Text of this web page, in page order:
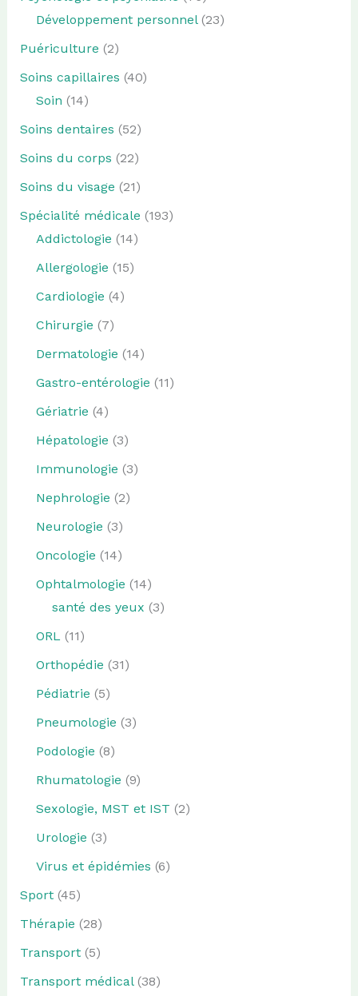
Développement personnel(23)
Puériculture (2)
Soins capillaires (40)
Soin (14)
Soins dentaires (52)
Soins du corps (22)
Soins du visage (21)
Spécialité médicale (193)
Addictologie (14)
Allergologie (15)
Cardiologie (4)
Chirurgie (7)
Dermatologie (14)
Gastro-entérologie (11)
Gériatrie (4)
Hépatologie (3)
Immunologie (3)
Nephrologie (2)
Neurologie (3)
Oncologie (14)
Ophtalmologie (14)
santé des yeux (3)
ORL (11)
Orthopédie (31)
Pédiatrie (5)
Pneumologie (3)
Podologie (8)
Rhumatologie (9)
Sexologie, MST et IST (2)
Urologie (3)
Virus et épidémies (6)
Sport(45)
Thérapie (28)
Transport(5)
Transport médical(38)